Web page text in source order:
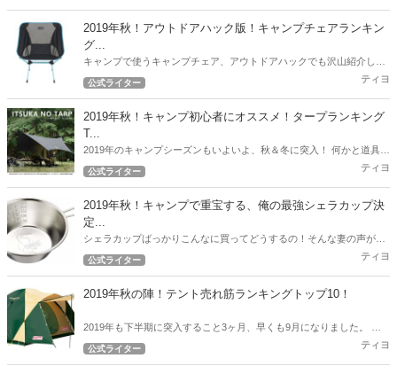
カート情報をお届けします！
2019年秋！アウトドアハック版！キャンプチェアランキン
グ...
キャンプで使うキャンプチェア、アウトドアハックでも沢山紹介して
いますが、ここで2019年秋！最新版の人気チェアランキングを紹介し
公式ライター ティヨ
2019年秋！キャンプ初心者にオススメ！タープランキング
T...
2019年のキャンプシーズンもいよいよ、秋＆冬に突入！ 何かと道具が
必要なキャンプ！できるだけ予算を押さえて一通りのギアを用意した
公式ライター ティヨ
2019年秋！キャンプで重宝する、俺の最強シェラカップ決
定...
シェラカップばっかりこんなに買ってどうするの！そんな妻の声が聞
こえてきそうな2019年秋。 とにかくキャンプで重宝した筆者のおすす
公式ライター ティヨ
2019年秋の陣！テント売れ筋ランキングトップ10！
2019年も下半期に突入すること3ヶ月、早くも9月になりました。 ア
ウトドアハックでは下半期突入時点から現在売れているテントのトッ
公式ライター ティヨ